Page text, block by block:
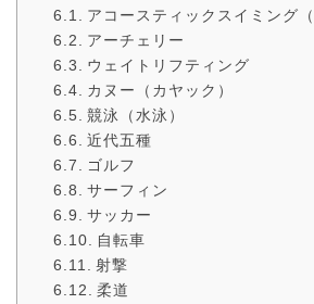
アコースティックスイミング（
アーチェリー
ウェイトリフティング
カヌー（カヤック）
競泳（水泳）
近代五種
ゴルフ
サーフィン
サッカー
自転車
射撃
柔道